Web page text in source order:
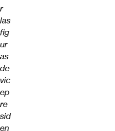
r
las
fig
ur
as
de
vic
ep
re
sid
en